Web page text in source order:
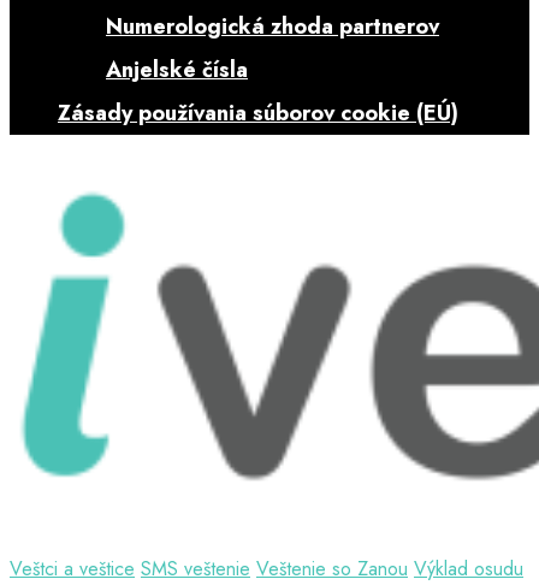
Numerologická zhoda partnerov
Anjelské čísla
Zásady používania súborov cookie (EÚ)
Veštci a veštice SMS veštenie Veštenie so Zanou Výklad osudu